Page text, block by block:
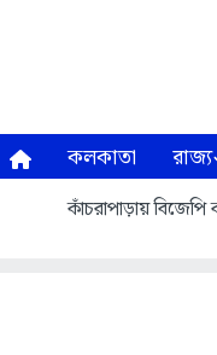
কলকাতা রাজ্য
কাঁচরাপাড়ায় বিজেপি